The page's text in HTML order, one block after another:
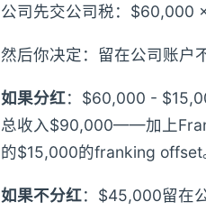
公司先交公司税：$60,000
然后你决定：留在公司账户
如果分红：$60,000 -
总收入$90,000——加上
的$15,000的franking offset
如果不分红：$45,000留在